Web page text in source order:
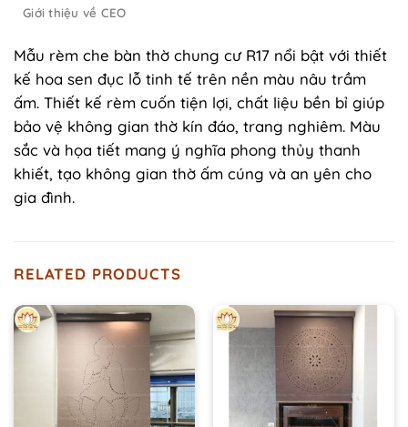
Giới thiệu về CEO
Mẫu rèm che bàn thờ chung cư R17 nổi bật với thiết
kế hoa sen đục lỗ tinh tế trên nền màu nâu trầm
ấm. Thiết kế rèm cuốn tiện lợi, chất liệu bền bỉ giúp
bảo vệ không gian thờ kín đáo, trang nghiêm. Màu
sắc và họa tiết mang ý nghĩa phong thủy thanh
khiết, tạo không gian thờ ấm cúng và an yên cho
gia đình.
RELATED PRODUCTS